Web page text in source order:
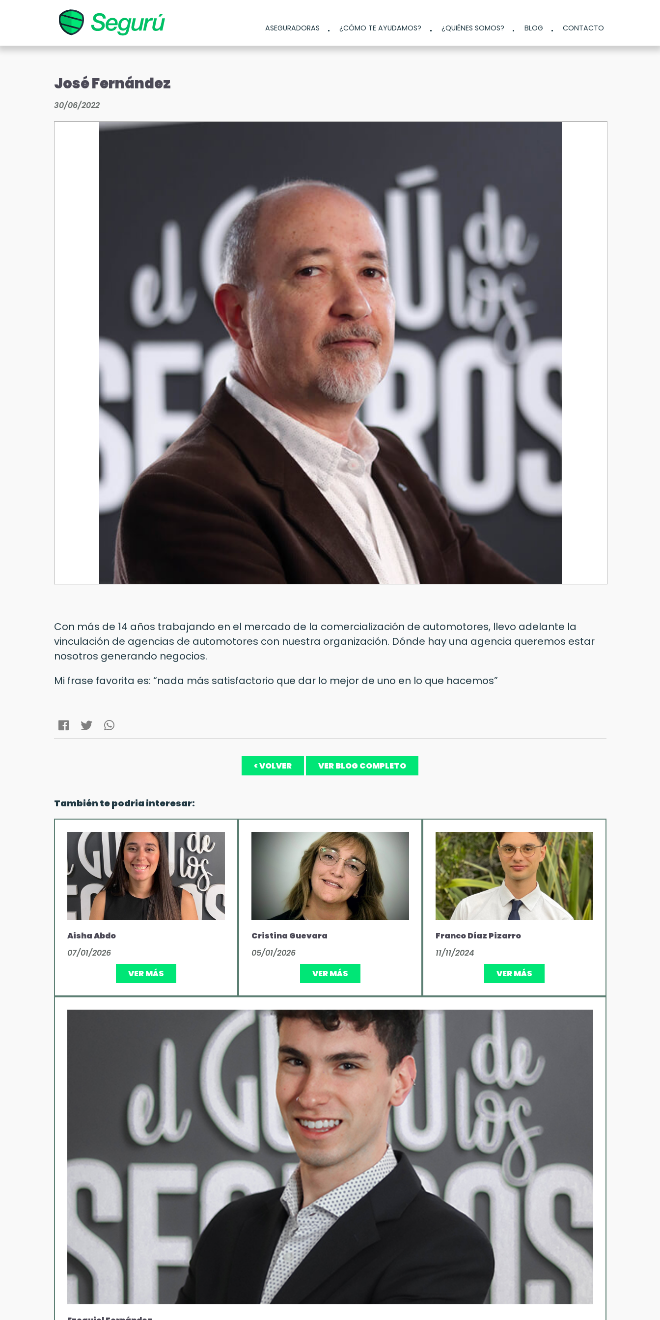
ASEGURADORAS ¿CÓMO TE AYUDAMOS? ¿QUIÉNES SOMOS? BLOG CONTACTO
José Fernández
30/06/2022
Con más de 14 años trabajando en el mercado de la comercialización de automotores, llevo adelante la
vinculación de agencias de automotores con nuestra organización. Dónde hay una agencia queremos estar
nosotros generando negocios.
Mi frase favorita es: “nada más satisfactorio que dar lo mejor de uno en lo que hacemos”
< VOLVER VER BLOG COMPLETO
También te podria interesar:
Aisha Abdo
07/01/2026
VER MÁS
Cristina Guevara
05/01/2026
VER MÁS
Franco Díaz Pizarro
11/11/2024
VER MÁS